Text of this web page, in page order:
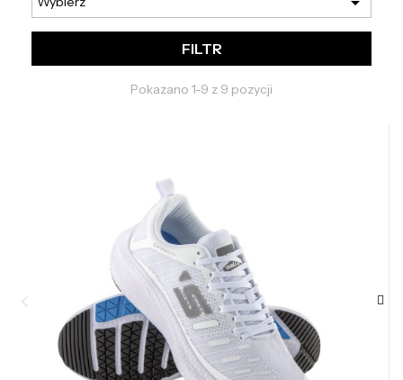
FILTR
Pokazano 1-9 z 9 pozycji